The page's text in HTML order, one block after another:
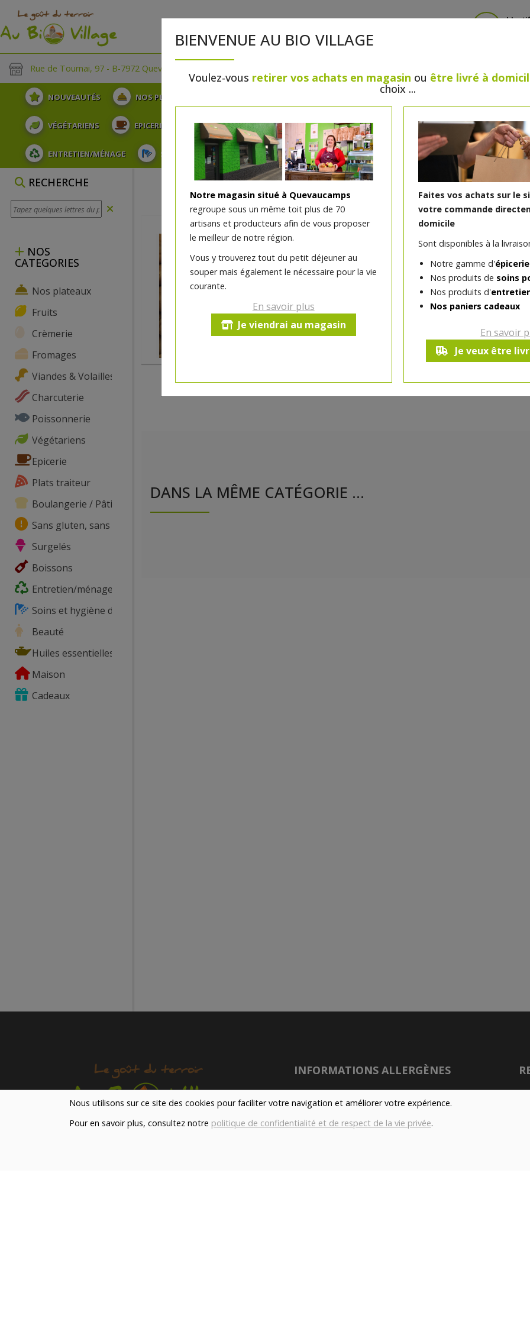
Nous utilisons sur ce site des cookies pour faciliter votre navigation et améliorer votre expérience.
Pour en savoir plus, consultez notre politique de confidentialité et de respect de la vie privée.
Rue de Tournai, 97 - B-7972 Quevaucamps
NOUVEAUTÉS NOS PLATEAUX
VÉGÉTARIENS EPICERIE PLATS TRAITEUR BOULANGERIE / PÂTISSERIE SANS GLUTEN, SANS
ENTRETIEN/MÉNAGE SOINS ET HYGIÈNE DU CORPS BEAUTÉ HUILES ESSENTIELLES MAISON
RECHERCHE
NOS
CATEGORIES
Nos plateaux
Fruits
Crèmerie
Fromages
Viandes & Volailles
Charcuterie
Poissonnerie
Végétariens
Epicerie
Plats traiteur
Boulangerie / Pâtisserie
Sans gluten, sans lactose, ...
Surgelés
Boissons
Entretien/ménage
Soins et hygiène du corps
Beauté
Huiles essentielles
Maison
Cadeaux
BIENVENUE AU BIO VILLAGE
Voulez-vous retirer vos achats en magasin ou être livré à
choix ...
Notre magasin situé à Quevaucamps
regroupe sous un même toit plus de 70
artisans et producteurs afin de vous proposer
le meilleur de notre région.
Vous y trouverez tout du petit déjeuner au
souper mais également le nécessaire pour la vie
courante.
En savoir plus
Je viendrai au magasin
Faites vos achats sur le
votre commande
domicile
Sont disponibles à la
Notre gamme d'
Nos produits de soins
Nos produits d'
Nos paniers cadeaux
En savoir
Je veux être
Pommes de terre Agria
farineuse)
Chair farineuse
DANS LA MÊME CATÉGORIE ...
Notre magasin situé à Quevaucamps réunit sous son
INFORMATIONS ALLERGÈNES
Tous nos produits sont susceptibles de contenir
amples informations sur ceux-ci, vous pouvez